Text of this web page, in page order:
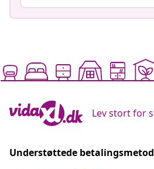
Lev stort for
Understøttede